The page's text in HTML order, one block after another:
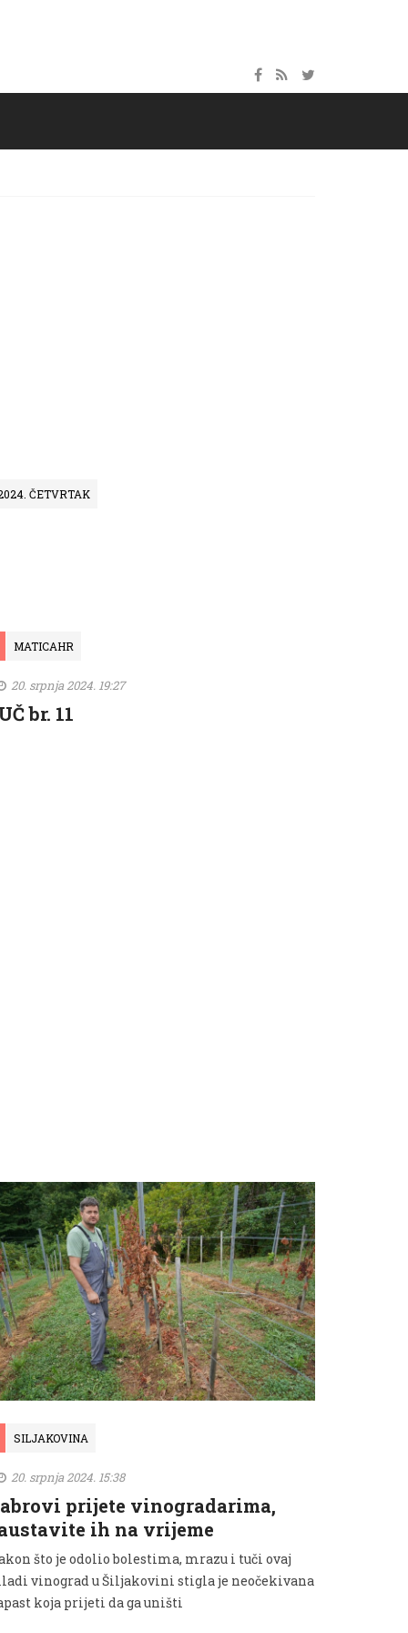
ČETVRTAK
MATICAHR
20. srpnja 2024. 19:27
br. 11
SILJAKOVINA
20. srpnja 2024. 15:38
prijete vinogradarima,
ih na vrijeme
što je odolio bolestima, mrazu i tuči ovaj
vinograd u Šiljakovini stigla je neočekivana
koja prijeti da ga uništi